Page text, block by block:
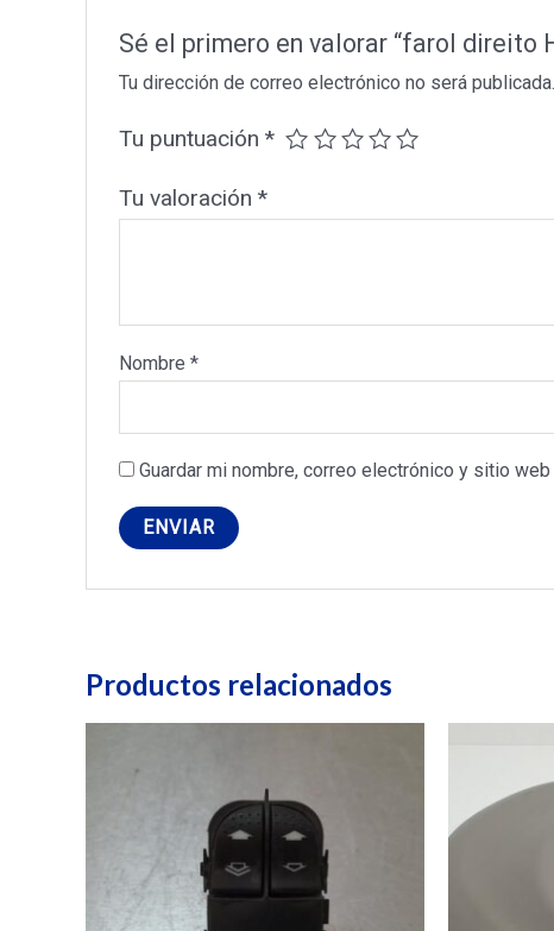
Sé el primero en valorar “farol direito
Tu dirección de correo electrónico no será publicada.
Tu puntuación *
Tu valoración *
Nombre *
Guardar mi nombre, correo electrónico y sitio
Productos relacionados